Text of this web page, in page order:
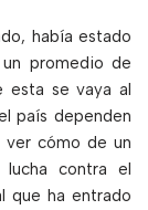
había estado
promedio de
esta se vaya al
país dependen
ver cómo de un
contra el
que ha entrado